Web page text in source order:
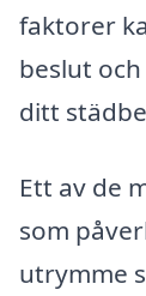
faktorer
beslut
ditt
Ett av de
som
utrymme